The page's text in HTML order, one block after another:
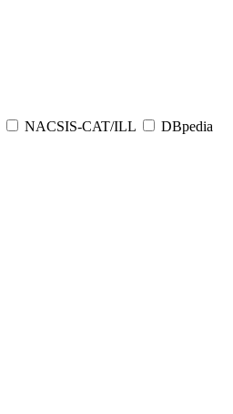
NACSIS-CAT/ILL
DBpedia